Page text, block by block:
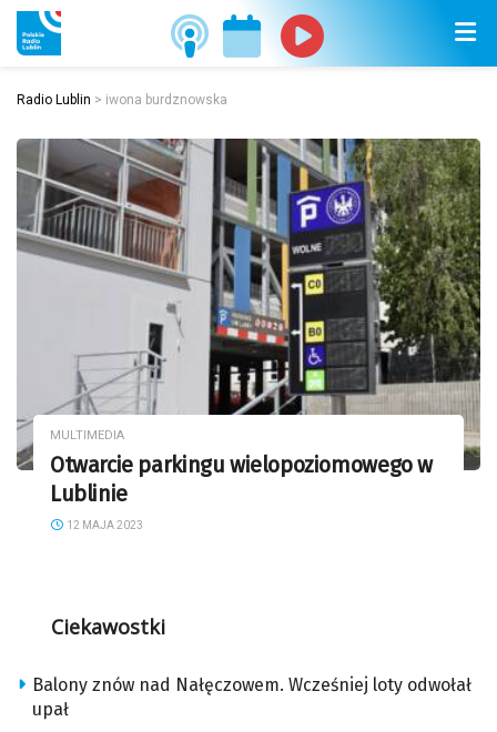
Radio Lublin > iwona burdznowska
MULTIMEDIA
Otwarcie parkingu wielopoziomowego w
Lublinie
12 MAJA 2023
Ciekawostki
Balony znów nad Nałęczowem. Wcześniej loty odwołał
upał